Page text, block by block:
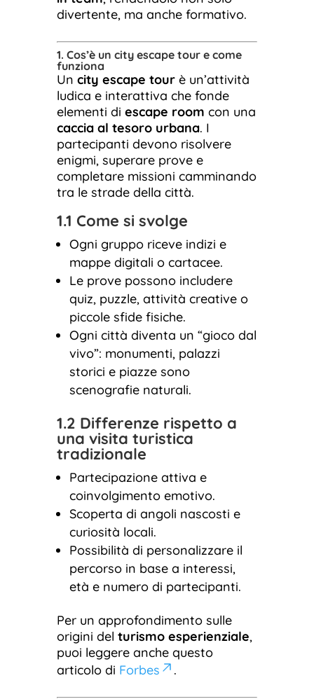
divertente, ma anche formativo.
1. Cos’è un city escape tour e come
funziona
Un city escape tourè un’attività
ludica e interattiva che fonde
elementi di escape room con una
caccia al tesoro urbana. I
partecipanti devono risolvere
enigmi, superare prove e
completare missioni camminando
tra le strade della città.
1.1 Come si svolge
Ogni gruppo riceve indizi e
mappe digitali o cartacee.
Le prove possono includere
quiz, puzzle, attività creative o
piccole sfide fisiche.
Ogni città diventa un “gioco dal
vivo”: monumenti, palazzi
storici e piazze sono
scenografie naturali.
1.2 Differenze rispetto a
una visita turistica
tradizionale
Partecipazione attiva e
coinvolgimento emotivo.
Scoperta di angoli nascosti e
curiosità locali.
Possibilità di personalizzare il
percorso in base a interessi,
età e numero di partecipanti.
Per un approfondimento sulle
origini del turismo esperienziale,
puoi leggere anche questo
articolo di Forbes .